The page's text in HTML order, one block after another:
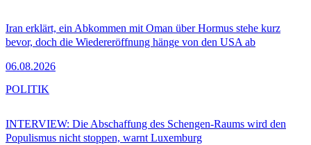
Iran erklärt, ein Abkommen mit Oman über Hormus stehe kurz
bevor, doch die Wiedereröffnung hänge von den USA ab
06.08.2026
INTERVIEW: Die Abschaffung des Schengen-Raums wird den
Populismus nicht stoppen, warnt Luxemburg
POLITIK